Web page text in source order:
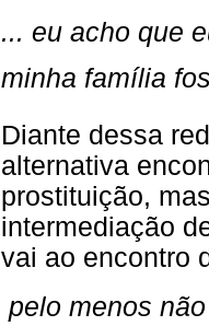
... eu acho que
minha família
Diante dessa
alternativa
prostituição,
intermediação
vai ao encontro
 pelo menos